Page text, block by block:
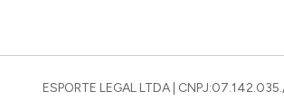
ESPORTE LEGAL LTDA |